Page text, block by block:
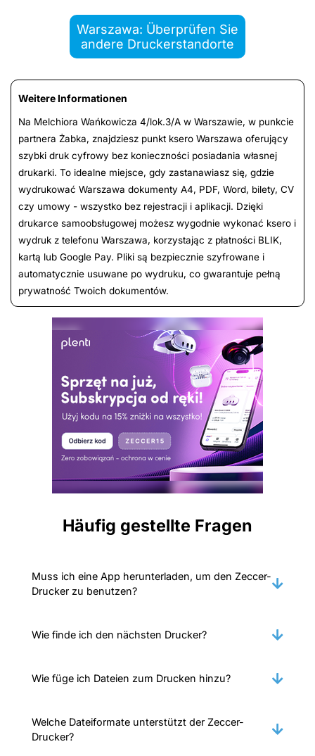
Warszawa: Überprüfen Sie
andere Druckerstandorte
Weitere Informationen
Na Melchiora Wańkowicza 4/lok.3/A w Warszawie, w punkcie
partnera Żabka, znajdziesz punkt ksero Warszawa oferujący
szybki druk cyfrowy bez konieczności posiadania własnej
drukarki. To idealne miejsce, gdy zastanawiasz się, gdzie
wydrukować Warszawa dokumenty A4, PDF, Word, bilety, CV
czy umowy - wszystko bez rejestracji i aplikacji. Dzięki
drukarce samoobsługowej możesz wygodnie wykonać ksero i
wydruk z telefonu Warszawa, korzystając z płatności BLIK,
kartą lub Google Pay. Pliki są bezpiecznie szyfrowane i
automatycznie usuwane po wydruku, co gwarantuje pełną
prywatność Twoich dokumentów.
Häufig gestellte Fragen
Muss ich eine App herunterladen, um den Zeccer-
Drucker zu benutzen?
Wie finde ich den nächsten Drucker?
Wie füge ich Dateien zum Drucken hinzu?
Welche Dateiformate unterstützt der Zeccer-
Drucker?